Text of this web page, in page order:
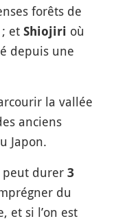
forêts de
; et Shiojiri où
depuis une
la vallée
anciens
Japon.
peut durer 3
du
et si l’on est